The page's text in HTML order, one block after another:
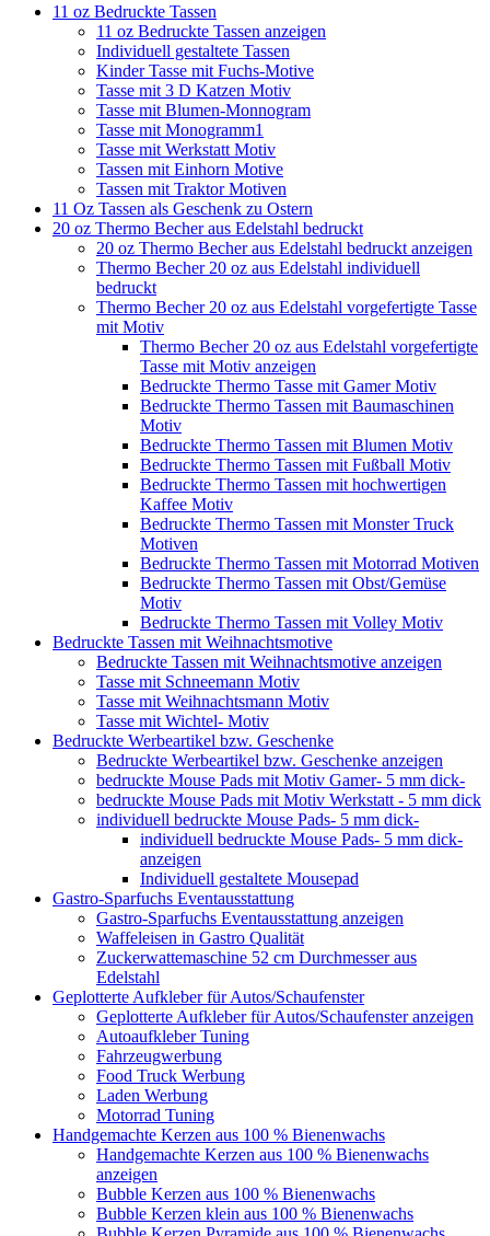
11 oz Bedruckte Tassen
11 oz Bedruckte Tassen anzeigen
Individuell gestaltete Tassen
Kinder Tasse mit Fuchs-Motive
Tasse mit 3 D Katzen Motiv
Tasse mit Blumen-Monnogram
Tasse mit Monogramm1
Tasse mit Werkstatt Motiv
Tassen mit Einhorn Motive
Tassen mit Traktor Motiven
11 Oz Tassen als Geschenk zu Ostern
20 oz Thermo Becher aus Edelstahl bedruckt
20 oz Thermo Becher aus Edelstahl bedruckt anzeigen
Thermo Becher 20 oz aus Edelstahl individuell
bedruckt
Thermo Becher 20 oz aus Edelstahl vorgefertigte Tasse
mit Motiv
Thermo Becher 20 oz aus Edelstahl vorgefertigte
Tasse mit Motiv anzeigen
Bedruckte Thermo Tasse mit Gamer Motiv
Bedruckte Thermo Tassen mit Baumaschinen
Motiv
Bedruckte Thermo Tassen mit Blumen Motiv
Bedruckte Thermo Tassen mit Fußball Motiv
Bedruckte Thermo Tassen mit hochwertigen
Kaffee Motiv
Bedruckte Thermo Tassen mit Monster Truck
Motiven
Bedruckte Thermo Tassen mit Motorrad Motiven
Bedruckte Thermo Tassen mit Obst/Gemüse
Motiv
Bedruckte Thermo Tassen mit Volley Motiv
Bedruckte Tassen mit Weihnachtsmotive
Bedruckte Tassen mit Weihnachtsmotive anzeigen
Tasse mit Schneemann Motiv
Tasse mit Weihnachtsmann Motiv
Tasse mit Wichtel- Motiv
Bedruckte Werbeartikel bzw. Geschenke
Bedruckte Werbeartikel bzw. Geschenke anzeigen
bedruckte Mouse Pads mit Motiv Gamer- 5 mm dick-
bedruckte Mouse Pads mit Motiv Werkstatt - 5 mm dick
individuell bedruckte Mouse Pads- 5 mm dick-
individuell bedruckte Mouse Pads- 5 mm dick-
anzeigen
Individuell gestaltete Mousepad
Gastro-Sparfuchs Eventausstattung
Gastro-Sparfuchs Eventausstattung anzeigen
Waffeleisen in Gastro Qualität
Zuckerwattemaschine 52 cm Durchmesser aus
Edelstahl
Geplotterte Aufkleber für Autos/Schaufenster
Geplotterte Aufkleber für Autos/Schaufenster anzeigen
Autoaufkleber Tuning
Fahrzeugwerbung
Food Truck Werbung
Laden Werbung
Motorrad Tuning
Handgemachte Kerzen aus 100 % Bienenwachs
Handgemachte Kerzen aus 100 % Bienenwachs
anzeigen
Bubble Kerzen aus 100 % Bienenwachs
Bubble Kerzen klein aus 100 % Bienenwachs